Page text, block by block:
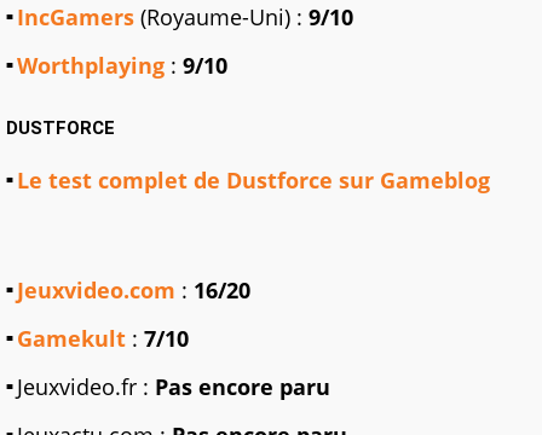
IncGamers (Royaume-Uni) : 9/10
Worthplaying : 9/10
DUSTFORCE
Le test complet de Dustforce sur Gameblog
Jeuxvideo.com : 16/20
Gamekult : 7/10
Jeuxvideo.fr : Pas encore paru